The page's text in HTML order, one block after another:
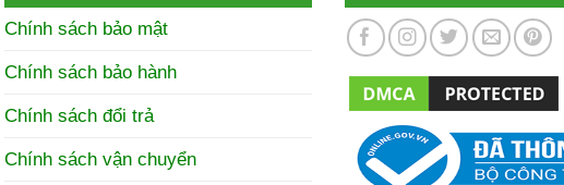
Chính sách bảo mật
Chính sách bảo hành
Chính sách đổi trả
Chính sách vận chuyển